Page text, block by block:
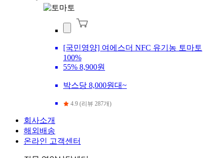
[국민영양] 여에스더 NFC 유기농 토마토
100%
55% 8,900원
박스당 8,000원대~
4.9 (리뷰 287개)
회사소개
해외배송
온라인 고객센터